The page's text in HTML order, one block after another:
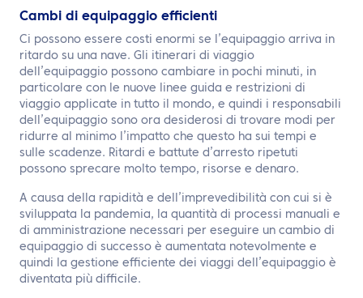
Cambi di equipaggio efficienti
Ci possono essere costi enormi se l’equipaggio arriva in
ritardo su una nave. Gli itinerari di viaggio
dell’equipaggio possono cambiare in pochi minuti, in
particolare con le nuove linee guida e restrizioni di
viaggio applicate in tutto il mondo, e quindi i responsabili
dell’equipaggio sono ora desiderosi di trovare modi per
ridurre al minimo l’impatto che questo ha sui tempi e
sulle scadenze. Ritardi e battute d’arresto ripetuti
possono sprecare molto tempo, risorse e denaro.
A causa della rapidità e dell’imprevedibilità con cui si è
sviluppata la pandemia, la quantità di processi manuali e
di amministrazione necessari per eseguire un cambio di
equipaggio di successo è aumentata notevolmente e
quindi la gestione efficiente dei viaggi dell’equipaggio è
diventata più difficile.